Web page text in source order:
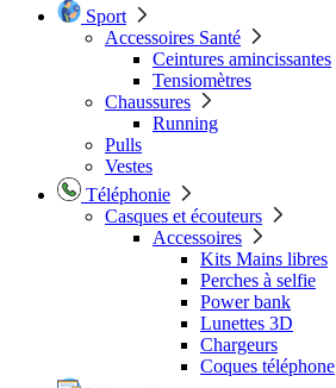
Sport
Accessoires Santé
Ceintures amincissantes
Tensiomètres
Chaussures
Running
Pulls
Vestes
Téléphonie
Casques et écouteurs
Accessoires
Kits Mains libres
Perches à selfie
Power bank
Lunettes 3D
Chargeurs
Coques téléphone